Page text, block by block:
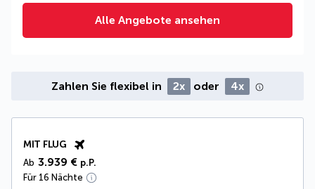
Alle Angebote ansehen
Zahlen Sie flexibel in 2x oder 4x
MIT FLUG
Ab 3.939 € p.P.
Für 16 Nächte